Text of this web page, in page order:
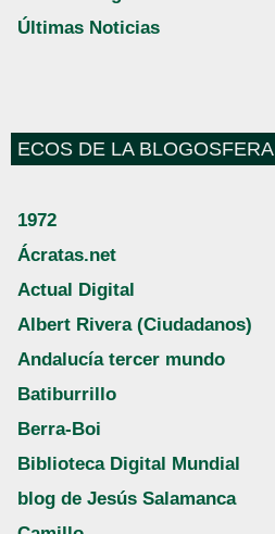
Últimas Noticias
ECOS DE LA BLOGOSFERA
1972
Ácratas.net
Actual Digital
Albert Rivera (Ciudadanos)
Andalucía tercer mundo
Batiburrillo
Berra-Boi
Biblioteca Digital Mundial
blog de Jesús Salamanca